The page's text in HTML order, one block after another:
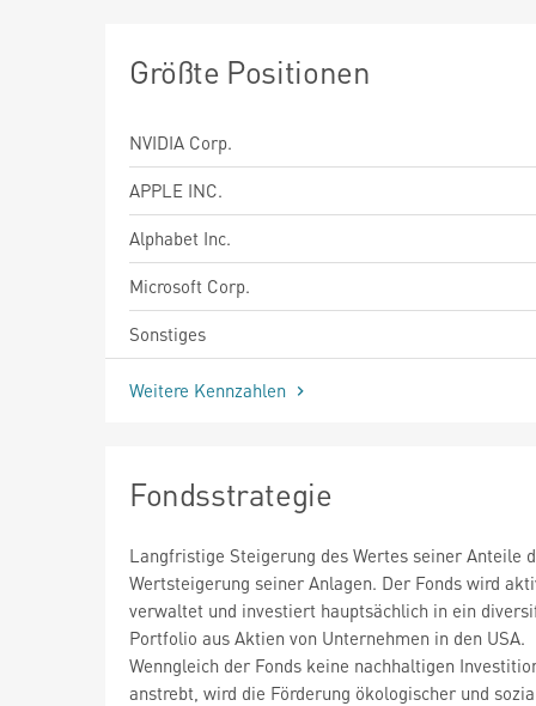
Größte Positionen
NVIDIA Corp.
APPLE INC.
Alphabet Inc.
Microsoft Corp.
Sonstiges
Weitere Kennzahlen
Fondsstrategie
Langfristige Steigerung des Wertes seiner Anteile
Wertsteigerung seiner Anlagen. Der Fonds wird
verwaltet und investiert hauptsächlich in ein
Portfolio aus Aktien von Unternehmen in den USA.
Wenngleich der Fonds keine nachhaltigen
anstrebt, wird die Förderung ökologischer und